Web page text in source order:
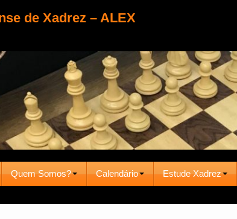
de Xadrez – ALEX
Quem Somos? Calendário Estude Xadrez